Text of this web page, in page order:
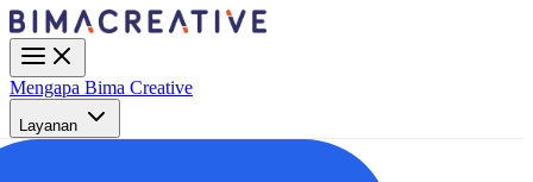
Mengapa Bima Creative
Layanan